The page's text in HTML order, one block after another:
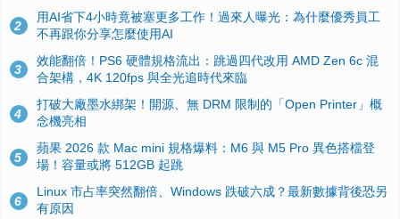
2
用AI省下4小時竟被塞更多工作！過來人曝光：為什麼優秀員工
不再跟你分享怎麼使用AI
3
效能翻倍！PS6 硬體規格流出：跳過四代改用 AMD Zen 6c 混
合架構，4K 120fps 與全光追時代來臨
4
打破大廠墨水綁架！開源、無 DRM 限制的「Open Printer」概
念機亮相
5
蘋果 2026 款 Mac mini 規格爆料：M6 與 M5 Pro 異色搭檔登
場！容量或將 512GB 起跳
6
Linux 市占率突然翻倍、Windows 跌破六成？最新數據背後恐另
有原因